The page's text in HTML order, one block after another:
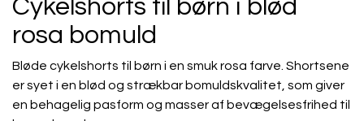
Cykelshorts til børn i blød
rosa bomuld
Bløde cykelshorts til børn i en smuk rosa farve. Shortsene
er syet i en blød og strækbar bomuldskvalitet, som giver
en behagelig pasform og masser af bevægelsesfrihed til